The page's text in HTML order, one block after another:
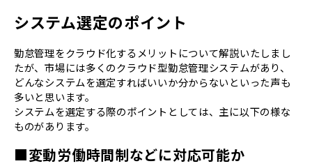
システム選定のポイント
勤怠管理をクラウド化するメリットについて解説いたしまし
たが、市場には多くのクラウド型勤怠管理システムがあり、
どんなシステムを選定すればいいか分からないといった声も
多いと思います。
システムを選定する際のポイントとしては、主に以下の様な
ものがあります。
■変動労働時間制などに対応可能か